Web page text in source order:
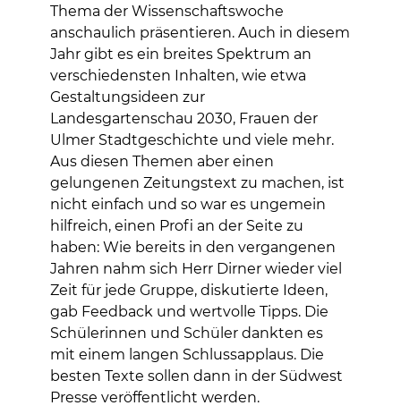
Thema der Wissenschaftswoche
anschaulich präsentieren. Auch in diesem
Jahr gibt es ein breites Spektrum an
verschiedensten Inhalten, wie etwa
Gestaltungsideen zur
Landesgartenschau 2030, Frauen der
Ulmer Stadtgeschichte und viele mehr.
Aus diesen Themen aber einen
gelungenen Zeitungstext zu machen, ist
nicht einfach und so war es ungemein
hilfreich, einen Profi an der Seite zu
haben: Wie bereits in den vergangenen
Jahren nahm sich Herr Dirner wieder viel
Zeit für jede Gruppe, diskutierte Ideen,
gab Feedback und wertvolle Tipps. Die
Schülerinnen und Schüler dankten es
mit einem langen Schlussapplaus. Die
besten Texte sollen dann in der Südwest
Presse veröffentlicht werden.